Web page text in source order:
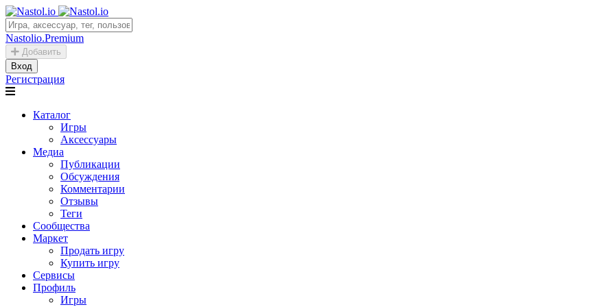
Nastolio.Premium
Добавить
Вход
Регистрация
Каталог
Игры
Аксессуары
Медиа
Публикации
Обсуждения
Комментарии
Отзывы
Теги
Сообщества
Маркет
Продать игру
Купить игру
Сервисы
Профиль
Игры